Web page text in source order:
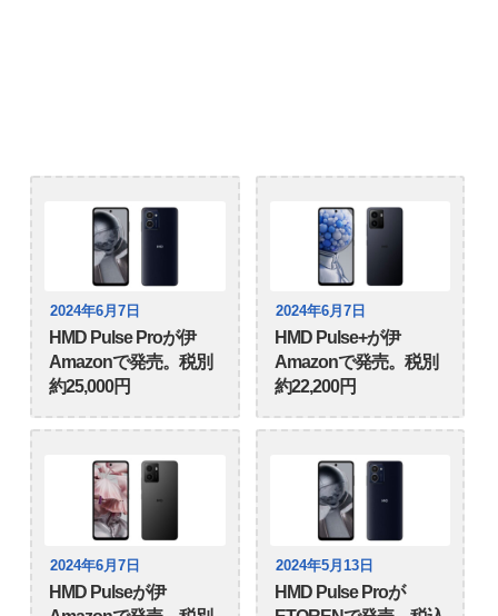
2024年6月7日
HMD Pulse Proが伊
Amazonで発売。税別
約25,000円
2024年6月7日
HMD Pulse+が伊
Amazonで発売。税別
約22,200円
2024年6月7日
HMD Pulseが伊
2024年5月13日
HMD Pulse Proが